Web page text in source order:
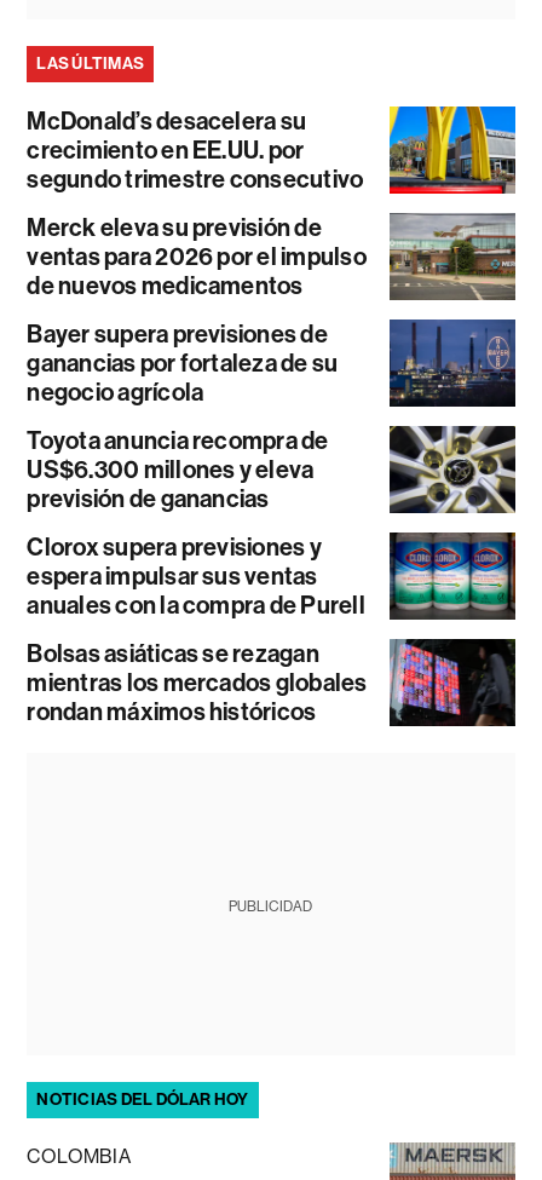
LAS ÚLTIMAS
McDonald’s desacelera su
crecimiento en EE.UU. por
segundo trimestre consecutivo
Merck eleva su previsión de
ventas para 2026 por el impulso
de nuevos medicamentos
Bayer supera previsiones de
ganancias por fortaleza de su
negocio agrícola
Toyota anuncia recompra de
US$6.300 millones y eleva
previsión de ganancias
Clorox supera previsiones y
espera impulsar sus ventas
anuales con la compra de Purell
Bolsas asiáticas se rezagan
mientras los mercados globales
rondan máximos históricos
PUBLICIDAD
NOTICIAS DEL DÓLAR HOY
COLOMBIA